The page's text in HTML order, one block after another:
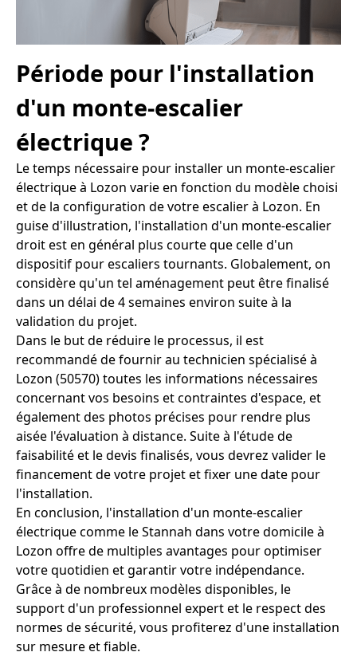
Période pour l'installation
d'un monte-escalier
électrique ?
Le temps nécessaire pour installer un monte-escalier
électrique à Lozon varie en fonction du modèle choisi
et de la configuration de votre escalier à Lozon. En
guise d'illustration, l'installation d'un monte-escalier
droit est en général plus courte que celle d'un
dispositif pour escaliers tournants. Globalement, on
considère qu'un tel aménagement peut être finalisé
dans un délai de 4 semaines environ suite à la
validation du projet.
Dans le but de réduire le processus, il est
recommandé de fournir au technicien spécialisé à
Lozon (50570) toutes les informations nécessaires
concernant vos besoins et contraintes d'espace, et
également des photos précises pour rendre plus
aisée l'évaluation à distance. Suite à l'étude de
faisabilité et le devis finalisés, vous devrez valider le
financement de votre projet et fixer une date pour
l'installation.
En conclusion, l'installation d'un monte-escalier
électrique comme le Stannah dans votre domicile à
Lozon offre de multiples avantages pour optimiser
votre quotidien et garantir votre indépendance.
Grâce à de nombreux modèles disponibles, le
support d'un professionnel expert et le respect des
normes de sécurité, vous profiterez d'une installation
sur mesure et fiable.